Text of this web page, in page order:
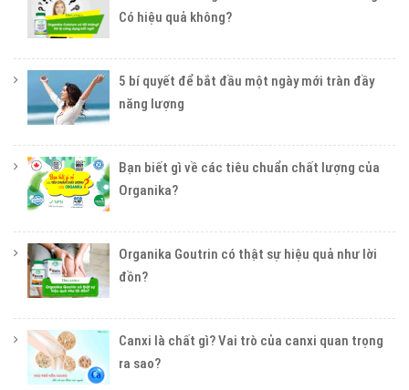
Có hiệu quả không?
5 bí quyết để bắt đầu một ngày mới tràn đầy
năng lượng
Bạn biết gì về các tiêu chuẩn chất lượng của
Organika?
Organika Goutrin có thật sự hiệu quả như lời
đồn?
Canxi là chất gì? Vai trò của canxi quan trọng
ra sao?